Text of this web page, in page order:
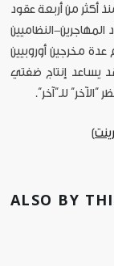
أكثر من أربعة عقود
النظاميين
مخرجين أوروبيين
يساعد إنتاج ضفتي
للـ“آخر”.
]
ALSO BY